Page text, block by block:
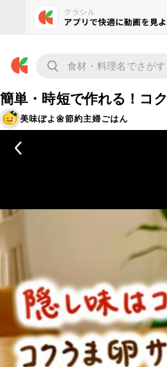
簡単・時短で作れる！コ
美味ぽよ🌼節約主婦ごはん